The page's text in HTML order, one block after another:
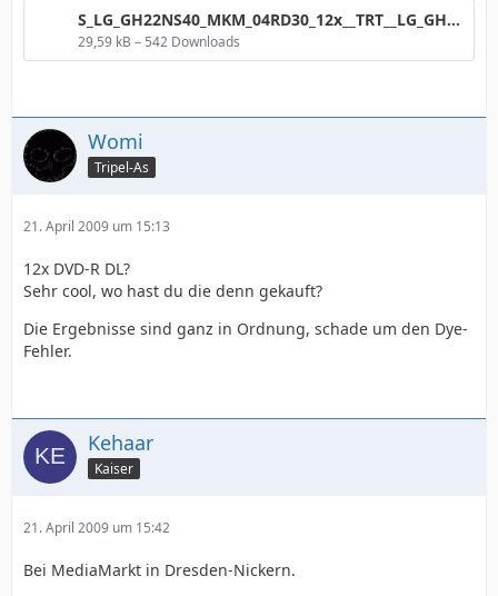
S_LG_GH22NS40_MKM_04RD30_12x__TRT__LG_GH22NS40.png
29,59 kB – 542 Downloads
Womi
Tripel-As
21. April 2009 um 15:13
12x DVD-R DL?
Sehr cool, wo hast du die denn gekauft?
Die Ergebnisse sind ganz in Ordnung, schade um den Dye-
Fehler.
Kehaar
Kaiser
21. April 2009 um 15:42
Bei MediaMarkt in Dresden-Nickern.